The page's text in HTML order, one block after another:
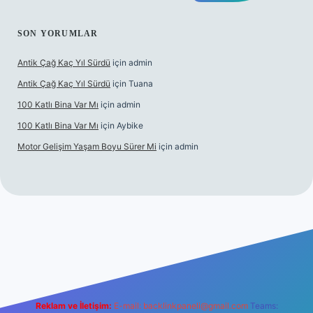
SON YORUMLAR
Antik Çağ Kaç Yıl Sürdü için admin
Antik Çağ Kaç Yıl Sürdü için Tuana
100 Katlı Bina Var Mı için admin
100 Katlı Bina Var Mı için Aybike
Motor Gelişim Yaşam Boyu Sürer Mi için admin
Reklam ve İletişim: E-mail: backlinkpaneli@gmail.com Teams: